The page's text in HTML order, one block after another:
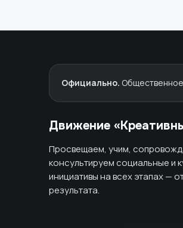
Официально.
Движение
Просвещаем, учим,
консультируем социальные и
инициативы на всех этапах —
результата.